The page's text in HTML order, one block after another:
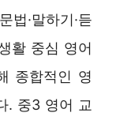
법·말하기·듣
활 중심 영어
종합적인 영
. 중3 영어 교